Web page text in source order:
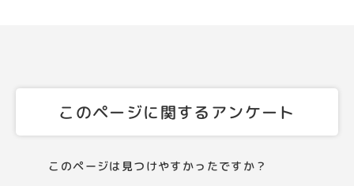
このページに関するアンケート
このページは見つけやすかったですか？